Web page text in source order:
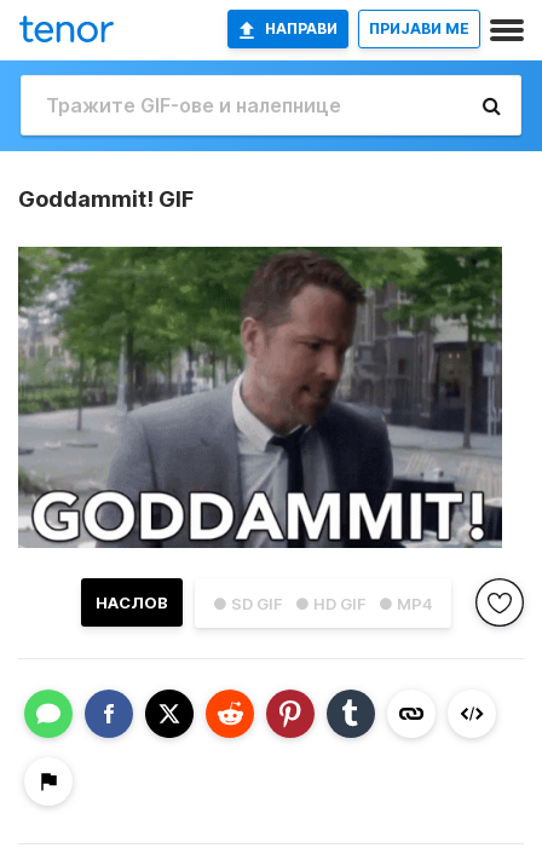
НАПРАВИ ПРИЈАВИ МЕ
Goddammit! GIF
● SD GIF ● HD GIF ● MP4
НАСЛОВ